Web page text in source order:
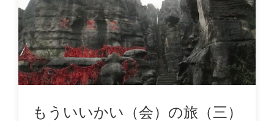
もういいかい（会）の旅（三）